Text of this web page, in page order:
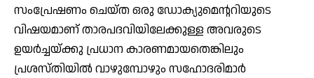
സംപ്രേഷണം ചെയ്ത ഒരു ഡോക്യുമെന്ററിയുടെ
വിഷയമാണ് താരപദവിയിലേക്കുള്ള അവരുടെ
ഉയര്‍ച്ചയ്ക്കു പ്രധാന കാരണമായതെങ്കിലും
പ്രശസ്തിയില്‍ വാഴുമ്പോഴും സഹോദരിമാര്‍